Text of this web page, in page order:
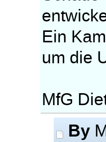
Ein
um die
MfG
By